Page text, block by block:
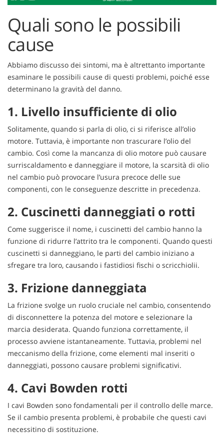
Quali sono le possibili
cause
Abbiamo discusso dei sintomi, ma è altrettanto importante
esaminare le possibili cause di questi problemi, poiché esse
determinano la gravità del danno.
1. Livello insufficiente di olio
Solitamente, quando si parla di olio, ci si riferisce all’olio
motore. Tuttavia, è importante non trascurare l’olio del
cambio. Così come la mancanza di olio motore può causare
surriscaldamento e danneggiare il motore, la scarsità di olio
nel cambio può provocare l’usura precoce delle sue
componenti, con le conseguenze descritte in precedenza.
2. Cuscinetti danneggiati o rotti
Come suggerisce il nome, i cuscinetti del cambio hanno la
funzione di ridurre l’attrito tra le componenti. Quando questi
cuscinetti si danneggiano, le parti del cambio iniziano a
sfregare tra loro, causando i fastidiosi fischi o scricchiolii.
3. Frizione danneggiata
La frizione svolge un ruolo cruciale nel cambio, consentendo
di disconnettere la potenza del motore e selezionare la
marcia desiderata. Quando funziona correttamente, il
processo avviene istantaneamente. Tuttavia, problemi nel
meccanismo della frizione, come elementi mal inseriti o
danneggiati, possono causare problemi significativi.
4. Cavi Bowden rotti
I cavi Bowden sono fondamentali per il controllo delle marce.
Se il cambio presenta problemi, è probabile che questi cavi
necessitino di sostituzione.